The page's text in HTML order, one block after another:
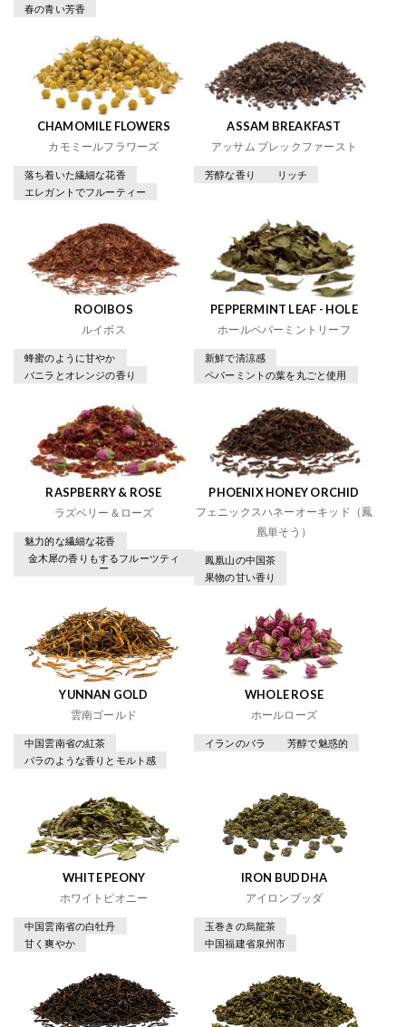
春の青い芳香
CHAMOMILE FLOWERS
カモミールフラワーズ
落ち着いた繊細な花香
エレガントでフルーティー
ASSAM BREAKFAST
アッサム ブレックファースト
芳醇な香り リッチ
ROOIBOS
ルイボス
蜂蜜のように甘やか
バニラとオレンジの香り
PEPPERMINT LEAF - HOLE
ホールペパーミントリーフ
新鮮で清涼感
ペパーミントの葉を丸ごと使用
RASPBERRY & ROSE
ラズベリー＆ローズ
魅力的な繊細な花香
金木犀の香りもするフルーツティ
ー
PHOENIX HONEY ORCHID
フェニックスハネーオーキッド（鳳
凰単そう）
鳳凰山の中国茶
果物の甘い香り
YUNNAN GOLD
雲南ゴールド
中国雲南省の紅茶
バラのような香りとモルト感
WHOLE ROSE
ホールローズ
イランのバラ 芳醇で魅惑的
WHITE PEONY
ホワイトピオニー
中国雲南省の白牡丹
甘く爽やか
IRON BUDDHA
アイロンブッダ
玉巻きの烏龍茶
中国福建省泉州市